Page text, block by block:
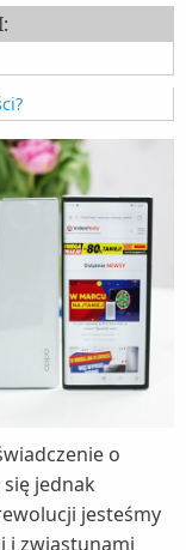
o
jednak
jesteśmy
i zwiastunami